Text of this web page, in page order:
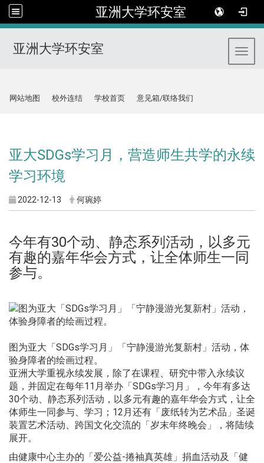
亚洲大学环安室
亚洲大学环安室
网站地图
校外连结 学校首页 意见箱/联络我们
亚大SDGs学习月，营造师生共学的永续
学习环境
2022-12-13 何琬婷
今年有30个动、静态系列活动，以多元
有趣的嘉年华会方式，让全体师生一同
参与。
图为亚大「SDGs学习月」「宁静漫游光复新村」活动，体
验身障者的绘画过程。
亚洲大学重视永续发展，除了在课程、研究中带入永续议
题，并固定在每年11月举办「SDGs学习月」，今年有多达
30个动、静态系列活动，以多元有趣的嘉年华会方式，让全
体师生一同参与、学习；12月还有「废纸转为艺术品」圣诞
装置艺术活动、跨国文化交流的「岁末年终晚会」，将陆续
展开。
由健康中心主办的「爱公益-捲袖真英雄」捐血活动及「健